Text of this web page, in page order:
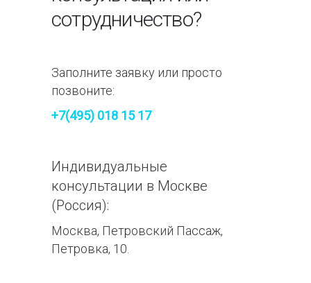
сотрудничество?
Заполните заявку или просто
позвоните:
+7(495) 018 15 17
Индивидуальные
консультации в Москве
(Россия):
Москва, Петровский Пассаж,
Петровка, 10.